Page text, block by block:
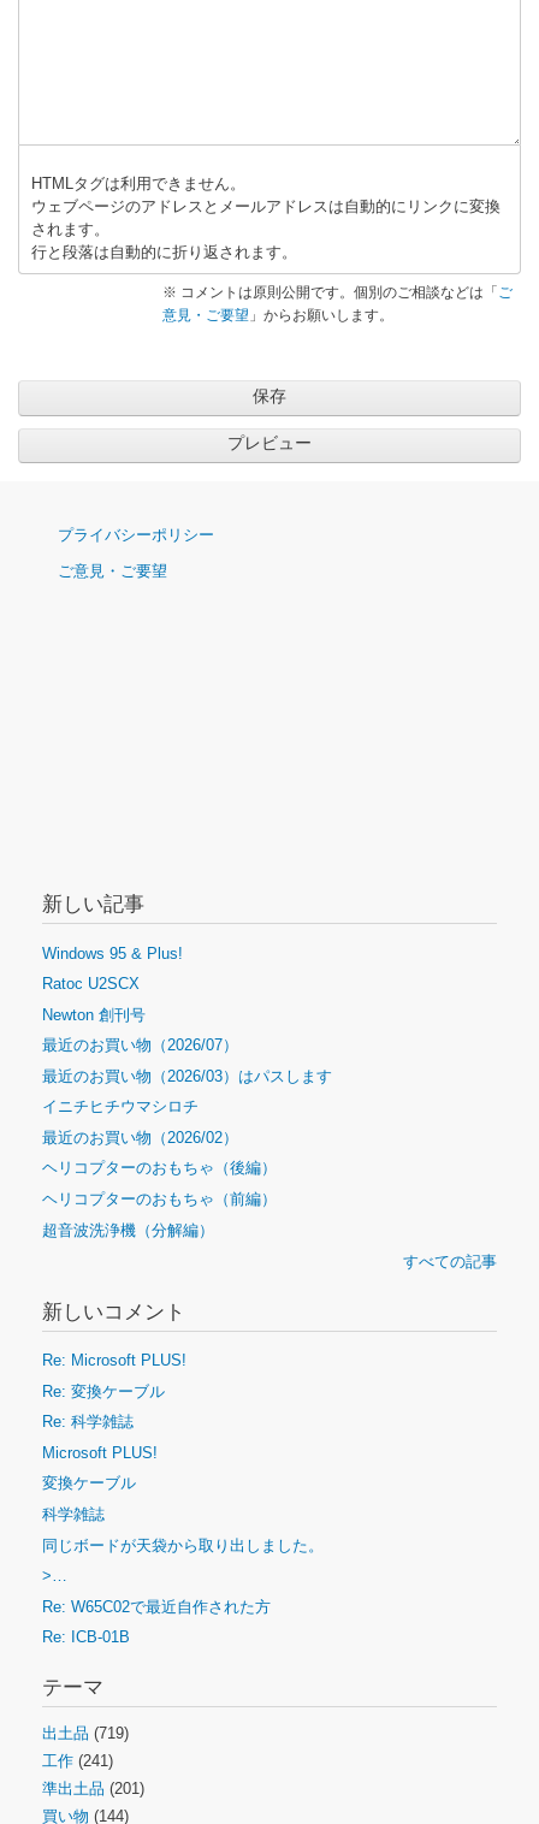
HTMLタグは利用できません。
ウェブページのアドレスとメールアドレスは自動的にリンクに変換
されます。
行と段落は自動的に折り返されます。
※ コメントは原則公開です。個別のご相談などは「 ご
意見・ご要望 」からお願いします。
ナ
ゲ
プライバシーポリシー
ご意見・ご要望
新しい記事
Windows 95 & Plus!
Ratoc U2SCX
Newton 創刊号
最近のお買い物（2026/07）
最近のお買い物（2026/03）はパスします
イニチヒチウマシロチ
最近のお買い物（2026/02）
ヘリコプターのおもちゃ（後編）
ヘリコプターのおもちゃ（前編）
超音波洗浄機（分解編）
すべての記事
新しいコメント
Re: Microsoft PLUS!
Re: 変換ケーブル
Re: 科学雑誌
Microsoft PLUS!
変換ケーブル
科学雑誌
同じボードが天袋から取り出しました。
>…
Re: W65C02で最近自作された方
Re: ICB-01B
テーマ
出土品 (719)
工作 (241)
準出土品 (201)
買い物 (144)